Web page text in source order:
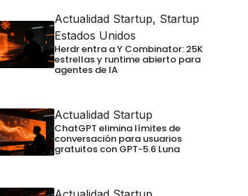
Actualidad Startup, Startup
Estados Unidos
Herdr entra a Y Combinator: 25K
estrellas y runtime abierto para
agentes de IA
Actualidad Startup
ChatGPT elimina límites de
conversación para usuarios
gratuitos con GPT-5.6 Luna